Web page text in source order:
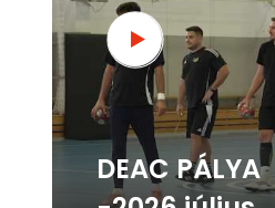
DEAC PÁLYA